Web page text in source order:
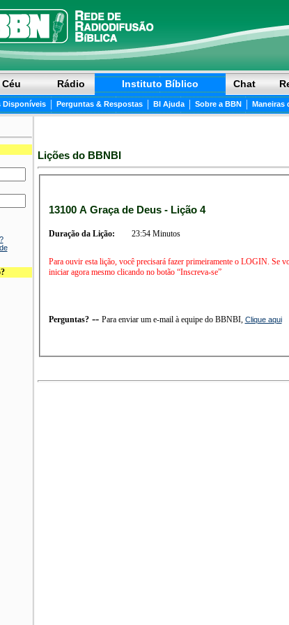
Rádio Instituto Bíblico Chat
Disponíveis | Perguntas & Respostas | BI Ajuda | Sobre a BBN | Maneiras
Lições do BBNBI
13100 A Graça de Deus - Lição 4
Duração da Lição: 23:54 Minutos
Para ouvir esta lição, você precisará fazer primeiramente o LOGIN. Se
iniciar agora mesmo clicando no botão “Inscreva-se”
Perguntas?-- Para enviar um e-mail à equipe do BBNBI, Clique aqui